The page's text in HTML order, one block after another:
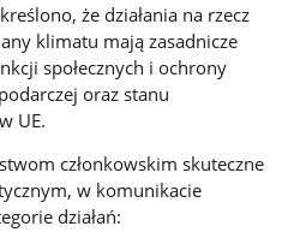
że działania na rzecz
klimatu mają zasadnicze
społecznych i ochrony
oraz stanu
UE.
członkowskim skuteczne
w komunikacie
działań: